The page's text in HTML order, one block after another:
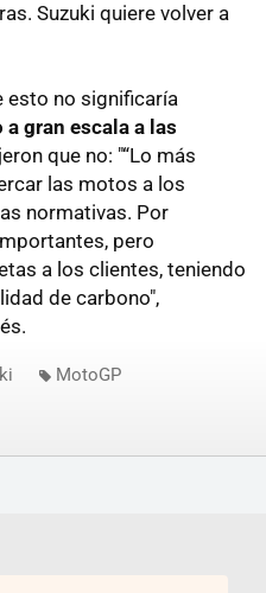
Suzuki quiere volver a
esto no significaría
gran escala a las
que no: "“Lo más
las motos a los
normativas. Por
pero
a los clientes, teniendo
de carbono",
MotoGP